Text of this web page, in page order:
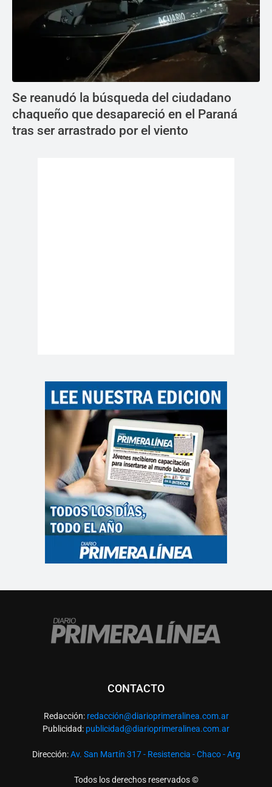
Se reanudó la búsqueda del ciudadano
chaqueño que desapareció en el Paraná
tras ser arrastrado por el viento
CONTACTO
Redacción: redacción@diarioprimeralinea.com.ar
Publicidad: publicidad@diarioprimeralinea.com.ar
Dirección:Av. San Martín 317 - Resistencia - Chaco - Arg
Todos los derechos reservados ©